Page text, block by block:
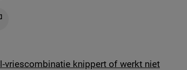
vriescombinatie knippert of werkt niet